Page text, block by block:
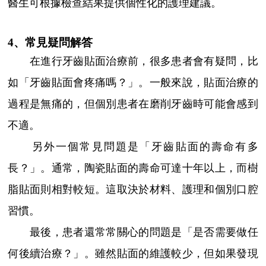
醫生可根據檢查結果提供個性化的護理建議。
4、常見疑問解答
在進行牙齒貼面治療前，很多患者會有疑問，比
如「牙齒貼面會疼痛嗎？」。一般來說，貼面治療的
過程是無痛的，但個別患者在磨削牙齒時可能會感到
不適。
另外一個常見問題是「牙齒貼面的壽命有多
長？」。通常，陶瓷貼面的壽命可達十年以上，而樹
脂貼面則相對較短。這取決於材料、護理和個別口腔
習慣。
最後，患者還常常關心的問題是「是否需要做任
何後續治療？」。雖然貼面的維護較少，但如果發現